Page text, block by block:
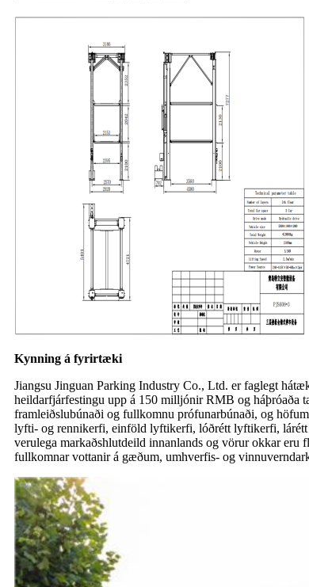
Kynning á fyrirtæki
Jiangsu Jinguan Parking Industry Co., Ltd. er faglegt
heildarfjárfestingu upp á 150 milljónir RMB og háþróaða
framleiðslubúnaði og fullkomnu prófunarbúnaði, og
lyfti- og rennikerfi, einföld lyftikerfi, lóðrétt lyftikerfi, lárétt
verulega markaðshlutdeild innanlands og vörur okkar
fullkomnar vottanir á gæðum, umhverfis- og